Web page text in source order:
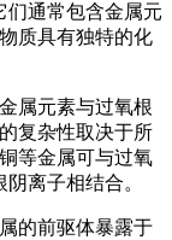
们通常包含金属元
质具有独特的化
属元素与过氧根
复杂性取决于所
等金属可与过氧
离子相结合。
的前驱体暴露于